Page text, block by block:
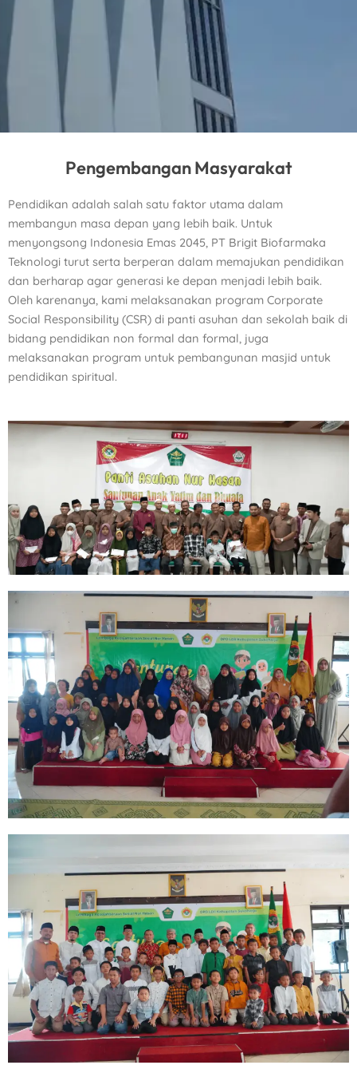
Pengembangan Masyarakat
Pendidikan adalah salah satu faktor utama dalam
membangun masa depan yang lebih baik. Untuk
menyongsong Indonesia Emas 2045, PT Brigit Biofarmaka
Teknologi turut serta berperan dalam memajukan pendidikan
dan berharap agar generasi ke depan menjadi lebih baik.
Oleh karenanya, kami melaksanakan program Corporate
Social Responsibility (CSR) di panti asuhan dan sekolah baik di
bidang pendidikan non formal dan formal, juga
melaksanakan program untuk pembangunan masjid untuk
pendidikan spiritual.